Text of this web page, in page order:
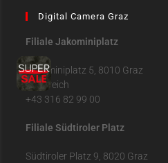
Digital Camera Graz
Filiale Jakominiplatz
Jakominiplatz 5, 8010 Graz
Österreich
+43 316 82 99 00
Filiale Südtiroler Platz
Südtiroler Platz 9, 8020 Graz